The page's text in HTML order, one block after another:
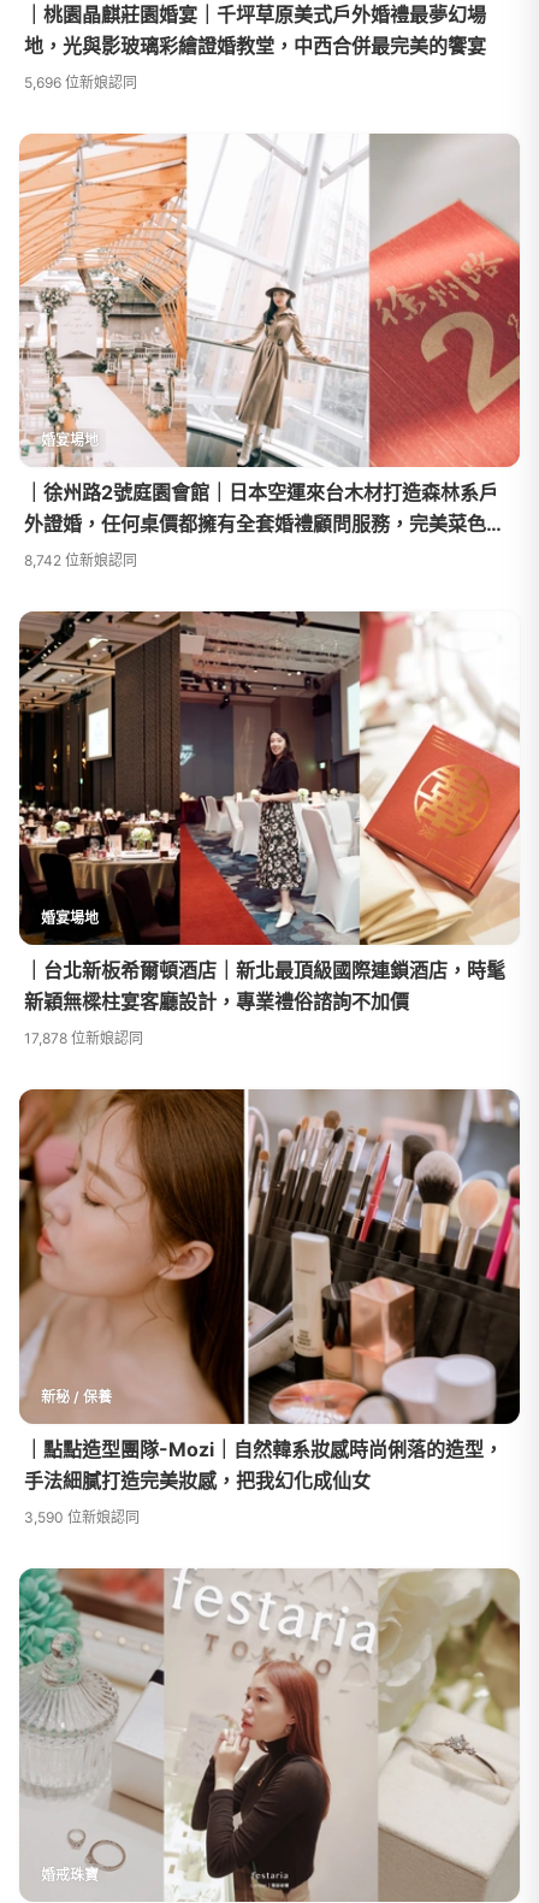
｜桃園晶麒莊園婚宴｜千坪草原美式戶外婚禮最夢幻場
地，光與影玻璃彩繪證婚教堂，中西合併最完美的饗宴
5,696 位新娘認同
婚宴場地
｜徐州路2號庭園會館｜日本空運來台木材打造森林系戶
外證婚，任何桌價都擁有全套婚禮顧問服務，完美菜色令
人完全停不下來
8,742 位新娘認同
婚宴場地
｜台北新板希爾頓酒店｜新北最頂級國際連鎖酒店，時髦
新穎無樑柱宴客廳設計，專業禮俗諮詢不加價
17,878 位新娘認同
新秘 / 保養
｜點點造型團隊-Mozi｜自然韓系妝感時尚俐落的造型，
手法細膩打造完美妝感，把我幻化成仙女
3,590 位新娘認同
婚戒珠寶